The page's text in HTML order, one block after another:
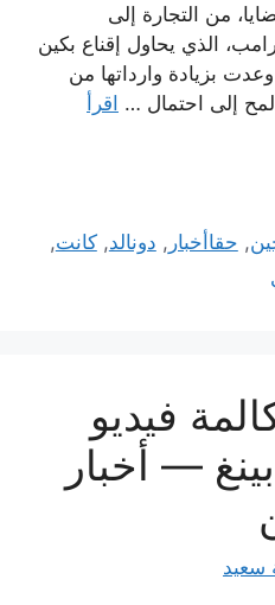
من التجارة إلى
الذي يحاول إقناع بكين
بزيادة وارداتها من
إلى احتمال … اقرأ
, حقاأخبار , دونالد,كانت,
فيديو
— أخبار
سعيد